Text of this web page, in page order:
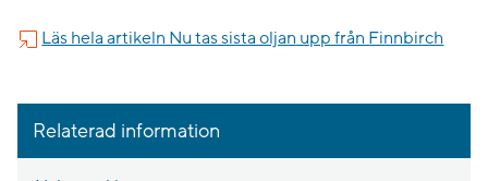
Läs hela artikeln Nu tas sista oljan upp från Finnbirch
Relaterad information